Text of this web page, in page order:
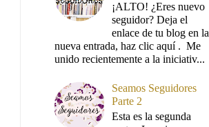
¡ALTO! ¿Eres nuevo
seguidor? Deja el
enlace de tu blog en la
nueva entrada, haz clic aquí . Me
unido recientemente a la iniciativ...
Seamos Seguidores
Parte 2
Esta es la segunda